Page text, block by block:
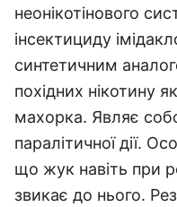
неонікотінового
інсектициду
синтетичним
похідних нікотину
махорка. Являє
паралітичної дії.
що жук навіть при
звикає до нього.